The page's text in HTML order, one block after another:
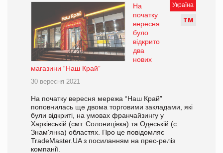
Україна
ТМ
На
початку
вересня
було
відкрито
два
нових
магазини “Наш Край”
30 вересня 2021
На початку вересня мережа “Наш Край”
поповнилась ще двома торговими закладами, які
були відкриті, на умовах франчайзингу у
Харківській (смт. Солоницівка) та Одеській (с.
Знам'янка) областях. Про це повідомляє
TradeMaster.UA з посиланням на прес-реліз
компанії.